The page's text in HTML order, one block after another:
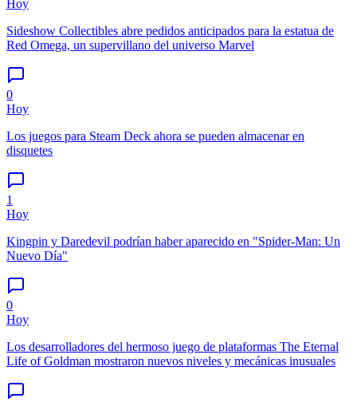
Hoy
Sideshow Collectibles abre pedidos anticipados para la estatua de
Red Omega, un supervillano del universo Marvel
0
Hoy
Los juegos para Steam Deck ahora se pueden almacenar en
disquetes
1
Hoy
Kingpin y Daredevil podrían haber aparecido en "Spider-Man: Un
Nuevo Día"
0
Hoy
Los desarrolladores del hermoso juego de plataformas The Eternal
Life of Goldman mostraron nuevos niveles y mecánicas inusuales